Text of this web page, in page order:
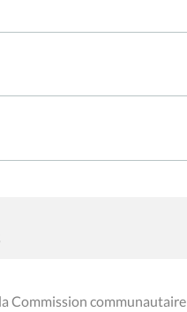
Commission communautaire